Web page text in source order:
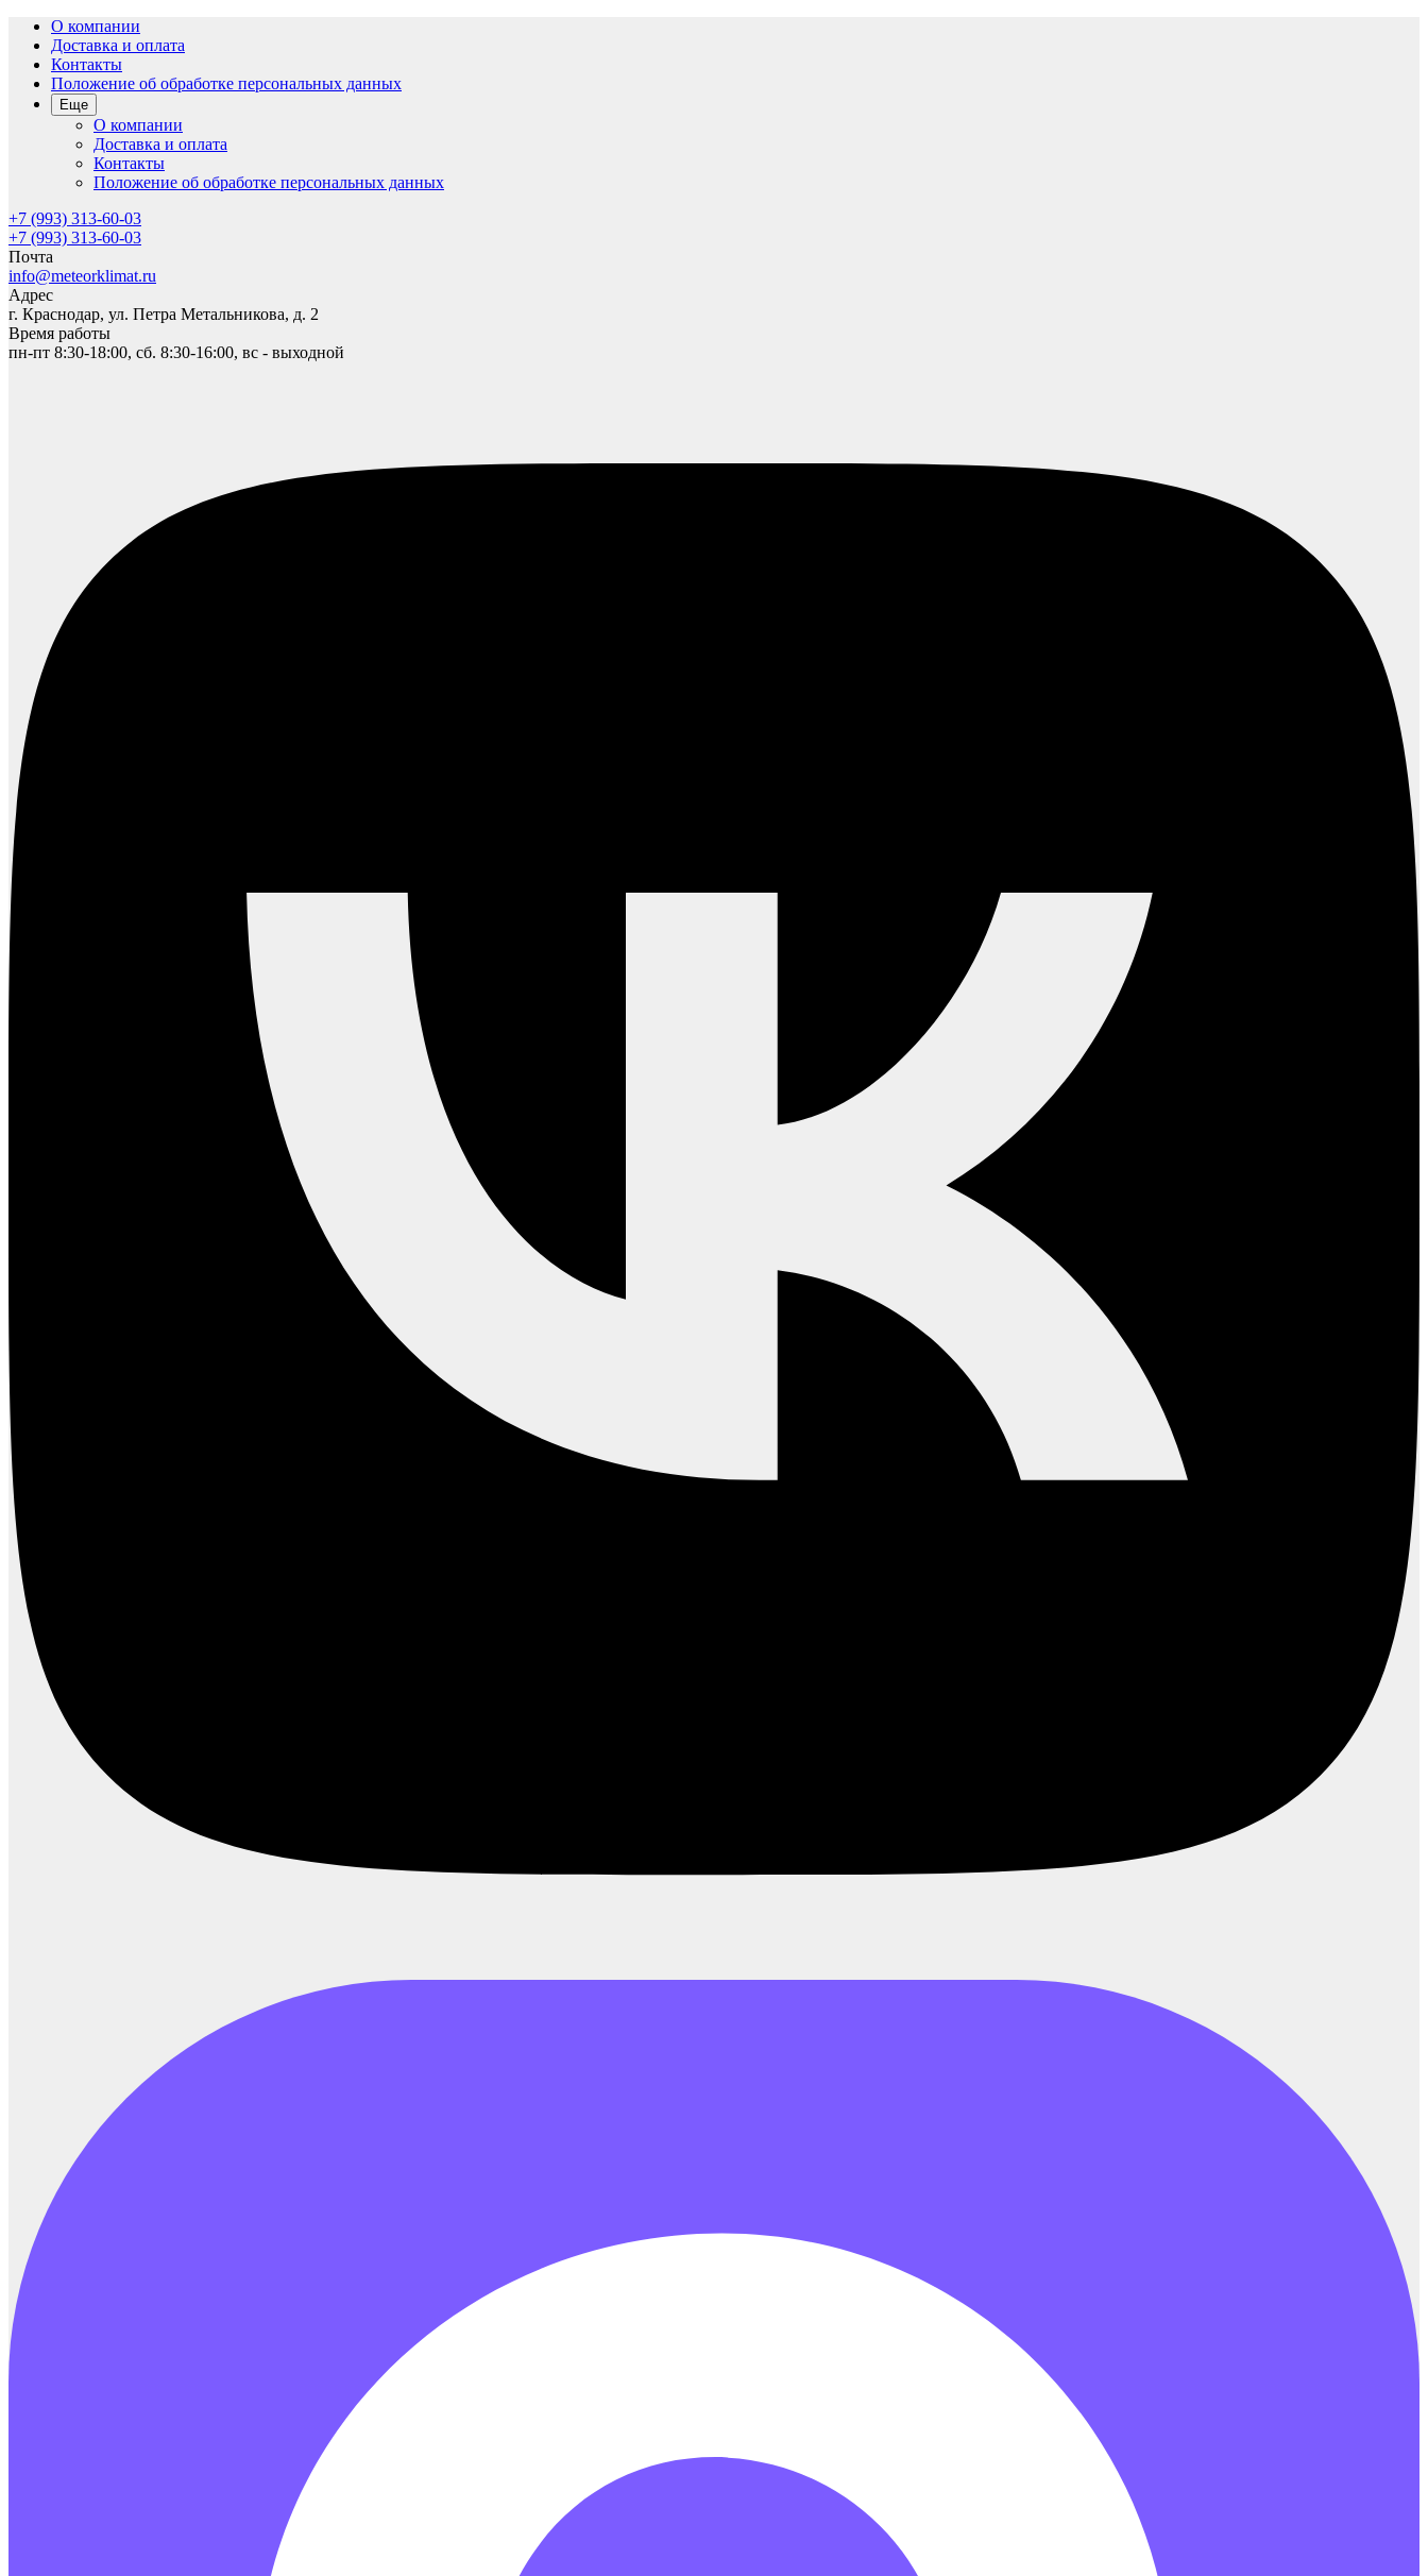
О компании
Доставка и оплата
Контакты
Положение об обработке персональных данных
Еще
О компании
Доставка и оплата
Контакты
Положение об обработке персональных данных
+7 (993) 313-60-03
+7 (993) 313-60-03
Почта
info@meteorklimat.ru
Адрес
г. Краснодар, ул. Петра Метальникова, д. 2
Время работы
пн-пт 8:30-18:00, сб. 8:30-16:00, вс - выходной